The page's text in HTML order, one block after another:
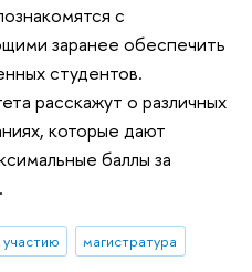
с
заранее обеспечить
студентов.
расскажут о различных
которые дают
баллы за
магистратура